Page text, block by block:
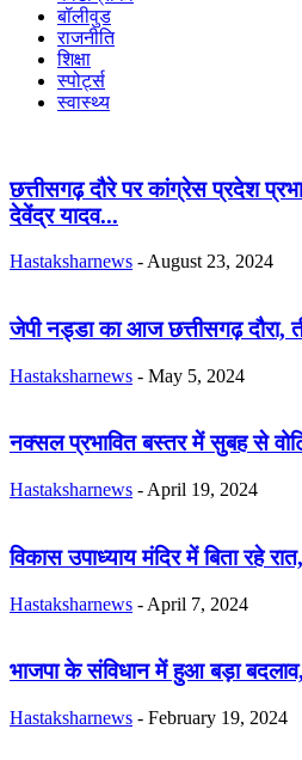
बॉलीवुड
राजनीति
शिक्षा
स्पोर्ट्स
स्वास्थ्य
छत्तीसगढ़ दौरे पर कांग्रेस प्रदेश
देवेंद्र यादव...
Hastaksharnews - August 23, 2024
जेपी नड्डा का आज छत्तीसगढ़ दौरा,
Hastaksharnews - May 5, 2024
नक्सल प्रभावित बस्तर में सुबह से
Hastaksharnews - April 19, 2024
विकास उपाध्याय मंदिर में बिता रहे
Hastaksharnews - April 7, 2024
भाजपा के संविधान में हुआ बड़ा
Hastaksharnews - February 19, 2024